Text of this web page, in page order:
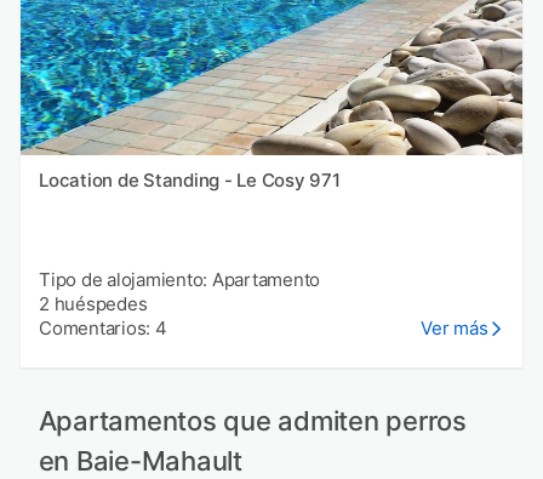
Location de Standing - Le Cosy 971
Tipo de alojamiento: Apartamento
2 huéspedes
Comentarios: 4
Ver más
Apartamentos que admiten perros
en Baie-Mahault